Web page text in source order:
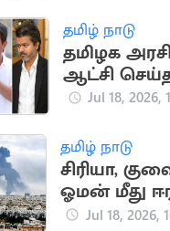
ஏலம்
தமிழ் நாடு
தமிழக
ஆட்சி
Jul 18, 2026,
தமிழ் நாடு
சிரியா,
ஓமன் மீது
பதிலடி
Jul 18, 2026,